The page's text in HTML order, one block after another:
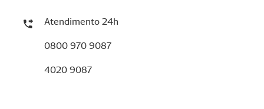
Atendimento 24h
0800 970 9087
4020 9087